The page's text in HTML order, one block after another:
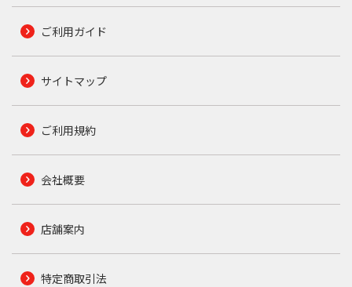
ご利用ガイド
サイトマップ
ご利用規約
会社概要
店舗案内
特定商取引法